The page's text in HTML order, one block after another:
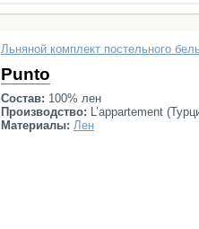
Льняной комплект постельного
Punto
Состав: 100% лен
Производство: L’appartement
Материалы: Лен